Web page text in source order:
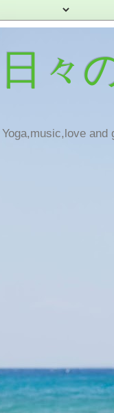
日々
Yoga,music,love and